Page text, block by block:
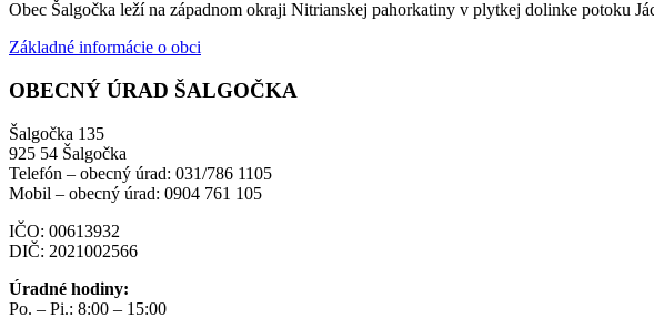
Obec Šalgočka leží na západnom okraji Nitrianskej pahorkatiny v plytkej dolinke potoku
Základné informácie o obci
OBECNÝ ÚRAD ŠALGOČKA
Šalgočka 135
925 54 Šalgočka
Telefón – obecný úrad: 031/786 1105
Mobil – obecný úrad: 0904 761 105
IČO: 00613932
DIČ: 2021002566
Úradné hodiny:
Po. – Pi.: 8:00 – 15:00